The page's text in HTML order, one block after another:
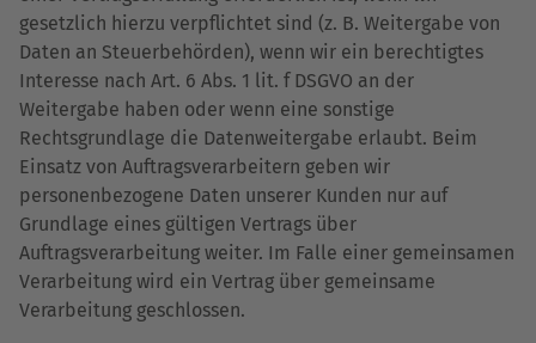
gesetzlich hierzu verpflichtet sind (z. B. Weitergabe von
Daten an Steuerbehörden), wenn wir ein berechtigtes
Interesse nach Art. 6 Abs. 1 lit. f DSGVO an der
Weitergabe haben oder wenn eine sonstige
Rechtsgrundlage die Datenweitergabe erlaubt. Beim
Einsatz von Auftragsverarbeitern geben wir
personenbezogene Daten unserer Kunden nur auf
Grundlage eines gültigen Vertrags über
Auftragsverarbeitung weiter. Im Falle einer gemeinsamen
Verarbeitung wird ein Vertrag über gemeinsame
Verarbeitung geschlossen.